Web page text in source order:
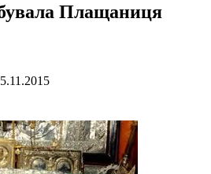
Плащаниця